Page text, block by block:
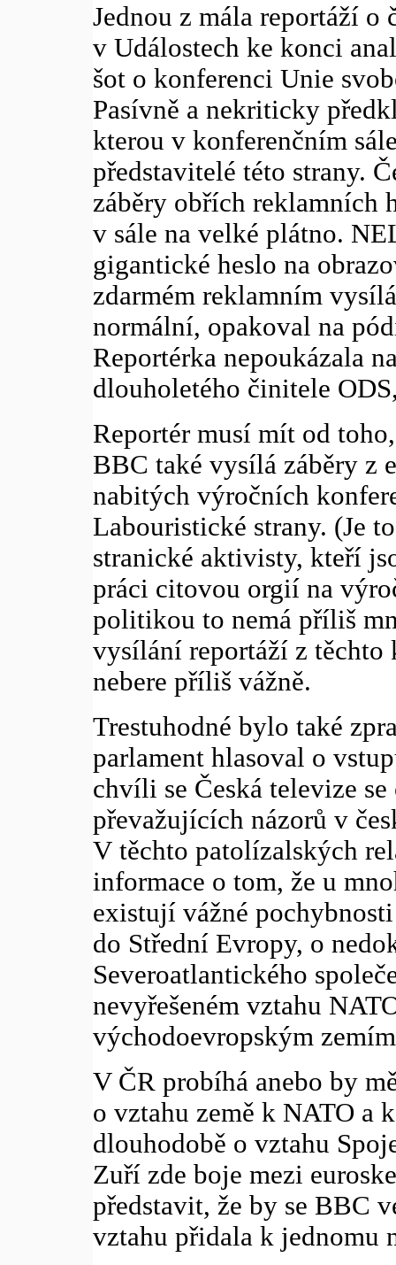
Jednou z mála reportáží
v Událostech ke konci
šot o konferenci Unie
Pasívně a nekriticky
kterou v konferenčním
představitelé této strany.
záběry obřích reklamních
v sále na velké plátno.
gigantické heslo na
zdarmém reklamním
normální, opakoval na
Reportérka nepoukázala
dlouholetého činitele
Reportér musí mít od
BBC také vysílá záběry z
nabitých výročních
Labouristické strany. (Je
stranické aktivisty, kteří
práci citovou orgií na
politikou to nemá příliš
vysílání reportáží z těchto
nebere příliš vážně.
Trestuhodné bylo také
parlament hlasoval o
chvíli se Česká televize
převažujících názorů v
V těchto patolízalských
informace o tom, že u
existují vážné
do Střední Evropy, o
Severoatlantického
nevyřešeném vztahu
východoevropským
V ČR probíhá anebo by
o vztahu země k NATO a
dlouhodobě o vztahu
Zuří zde boje mezi
představit, že by se BBC
vztahu přidala k jednomu